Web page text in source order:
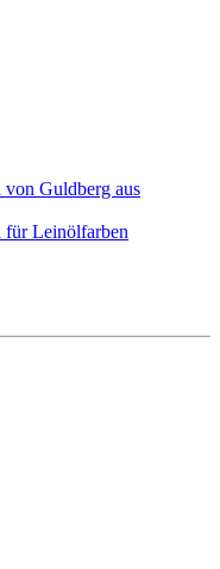
von Guldberg aus
für Leinölfarben